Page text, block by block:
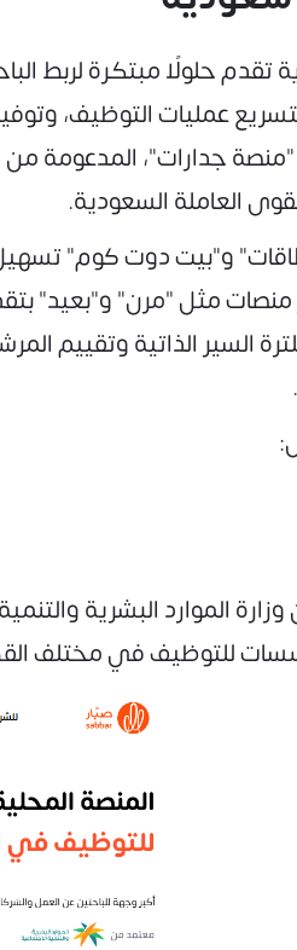
حلولًا مبتكرة لربط
عمليات التوظيف،
"منصة جدارات"، المدعومة
العاملة السعودية.
و"بيت دوت كوم" تسهيل
مثل "مرن" و"بعيد"
السير الذاتية وتقييم
الموارد البشرية
للتوظيف في مختلف